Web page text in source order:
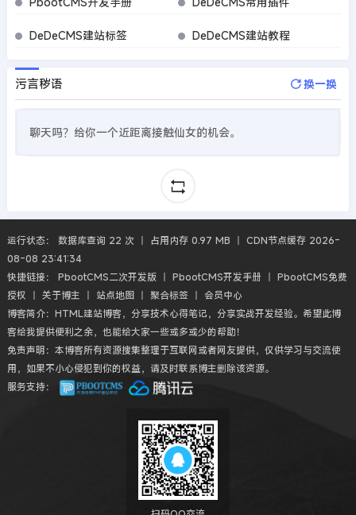
DeDeCMS建站标签 DeDeCMS建站教程
污言秽语 换一换
聊天吗？给你一个近距离接触仙女的机会。
运行状态： 数据库查询 22 次 丨 占用内存 0.97 MB 丨 CDN节点缓存 2026-
08-08 23:41:34
快捷链接： PbootCMS二次开发版丨 PbootCMS开发手册 丨 PbootCMS免费
授权 丨 关于博主 丨 站点地图丨 聚合标签丨 会员中心
博客简介：HTML建站博客，分享技术心得笔记，分享实战开发经验。希望此博
客给我提供便利之余，也能给大家一些或多或少的帮助！
免责声明：本博客所有资源搜集整理于互联网或者网友提供，仅供学习与交流使
用，如果不小心侵犯到你的权益，请及时联系博主删除该资源。
服务支持：